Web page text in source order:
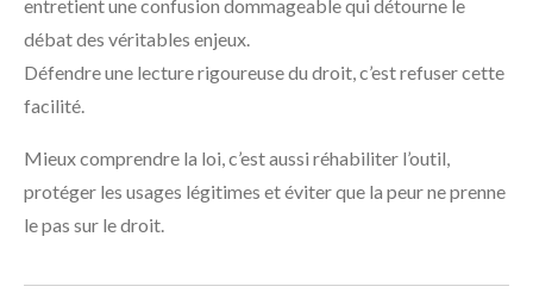
entretient une confusion dommageable qui détourne le
débat des véritables enjeux.
Défendre une lecture rigoureuse du droit, c’est refuser cette
facilité.
Mieux comprendre la loi, c’est aussi réhabiliter l’outil,
protéger les usages légitimes et éviter que la peur ne prenne
le pas sur le droit.